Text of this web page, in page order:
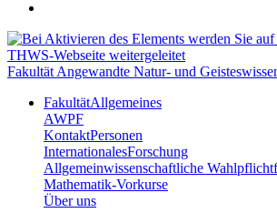
Fakultät Angewandte Natur- und
FakultätAllgemeines
AWPF
KontaktPersonen
InternationalesForschung
Allgemeinwissenschaftliche
Mathematik-Vorkurse
Über uns